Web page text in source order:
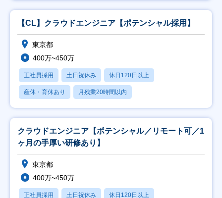
【CL】クラウドエンジニア【ポテンシャル採用】
東京都
400万~450万
正社員採用 土日祝休み 休日120日以上
産休・育休あり 月残業20時間以内
クラウドエンジニア【ポテンシャル／リモート可／1
ヶ月の手厚い研修あり】
東京都
400万~450万
正社員採用 土日祝休み 休日120日以上